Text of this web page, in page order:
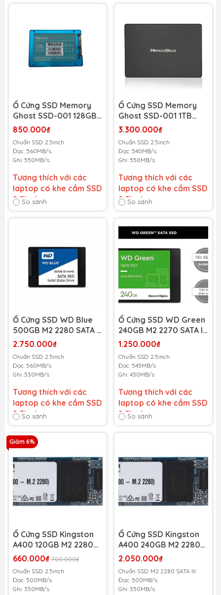
Cam kết bảo hành uy tín
Lỗi 1 đổi 1 trong suốt thời
gian bảo hành
Cam kết bảo hành uy tín
toàn quốc!
Lỗi 1 đổi 1 trong suốt thời
Ổ Cứng SSD Memory
Ghost SSD-001 128GB
SATA III 2.5 Inch
(Đọc 560MB/s - Ghi
550MB/s)
850.000₫
Chuẩn SSD: 2.5inch
Đọc: 560MB/s
Ghi: 550MB/s
Tương thích với các
laptop có khe cắm SSD
2.5inch
Bảo hành 36 tháng-
Lỗi 1 đổi 1 trong suốt thời
gian bảo hành
So sánh
Ổ Cứng SSD Memory
Ghost SSD-001 1TB
SATA III 2.5 Inch
540MB/s - Ghi
550MB/s)
3.300.000₫
Chuẩn SSD: 2.5inch
Đọc: 540MB/s
Ghi: 550MB/s
Tương thích với các
laptop có khe cắm SSD
2.5inch
Bảo hành 36 tháng-
Cam kết bảo hành uy tín
toàn quốc!
Lỗi 1 đổi 1 trong suốt thời
gian bảo hành
So sánh
Ổ Cứng SSD WD Blue
500GB M2 2280 SATA III
(WDS5000G2B0B)
530MB/s)
2.750.000₫
Chuẩn SSD: 2.5inch
Đọc: 560MB/s
Ghi: 530MB/s
Tương thích với các
laptop có khe cắm SSD
2.5inch
Bảo hành 36 tháng-
Cam kết bảo hành uy tín
toàn quốc!
Lỗi 1 đổi 1 trong suốt thời
gian bảo hành
So sánh
Ổ Cứng SSD WD Green
240GB M2 2270 SATA III
(WDS240G3G0B) (Đọc
430MB/s)
1.250.000₫
Chuẩn SSD: 2.5inch
Đọc: 545MB/s
Ghi: 430MB/s
Tương thích với các
laptop có khe cắm SSD
2.5inch
Bảo hành 36 tháng-
toàn quốc!
Lỗi 1 đổi 1 trong suốt thời
gian bảo hành
So sánh
Giảm 6%
Ổ Cứng SSD Kingston
A400 120GB M2 2280
SATA III
500MB/s - 350MB/s)
660.000₫ 700.000₫
Chuẩn SSD: 2.5inch
Đọc: 500MB/s
Ghi: 350MB/s
Ổ Cứng SSD Kingston
A400 240GB M2 2280
SATA III
500MB/s - 350MB/s)
2.050.000₫
Chuẩn SSD: M2 2280 SATA III
Đọc: 500MB/s
Ghi: 350MB/s